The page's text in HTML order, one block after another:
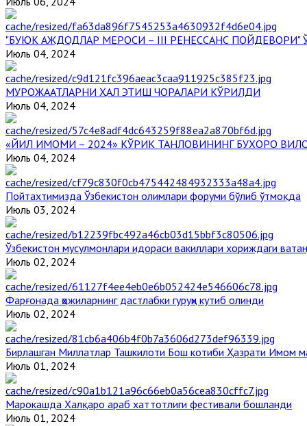
"БУЮК АЖДОДЛАР МЕРОСИ – III РЕНЕССАНС
Июль 04, 2024
МУРОЖААТЛАРНИ ҲАЛ ЭТИШ ЧОРАЛАРИ КЎРИЛДИ
Июль 04, 2024
«ЙИЛ ИМОМИ – 2024» КЎРИК ТАНЛОВИНИНГ БУХОРО
Июль 04, 2024
Пойтахтимизда Ўзбекистон олимлари форуми бўлиб ўтмоқда
Июль 03, 2024
Ўзбекистон мусулмонлари идораси вакиллари хориждаги
Июль 02, 2024
Фарғонада ҳожиларнинг дастлабки гуруҳи кутиб олинди
Июль 02, 2024
Бирлашган Миллатлар Ташкилоти Бош котиби Ҳазрати Имом
Июль 01, 2024
Марокашда Халқаро араб хаттотлиги фестивали бошланди
Июль 01, 2024